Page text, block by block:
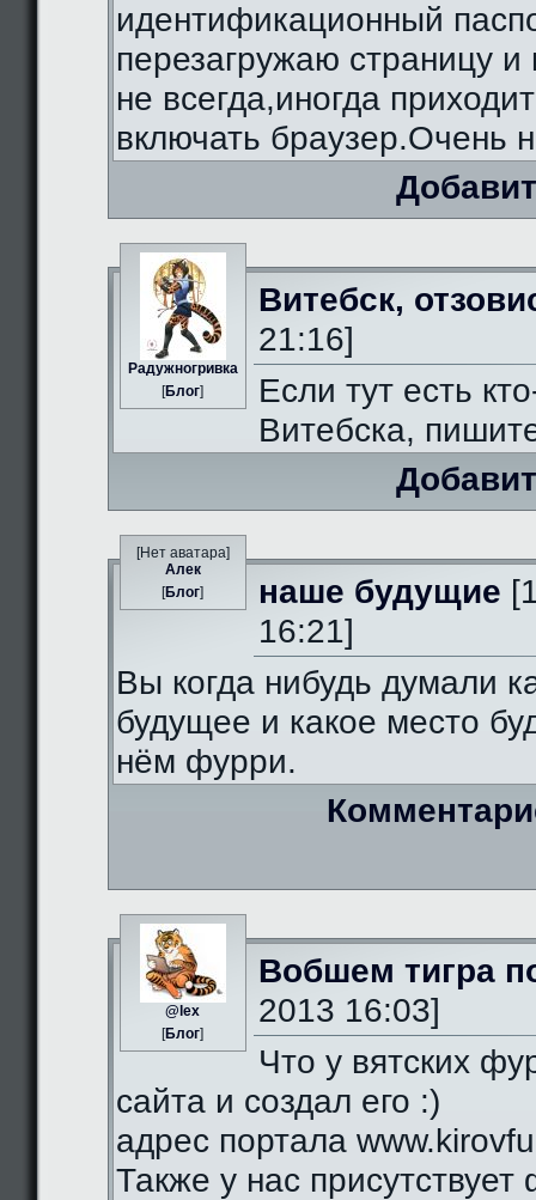
идентификационный
перезагружаю страницу и
не всегда,иногда
включать браузер.Очень
Радужногривка
[Блог]
Витебск,
21:16]
Если тут есть
Витебска,
[Нет аватара]
Алек
[Блог] наше будущие
16:21]
Вы когда нибудь думали
будущее и какое место
нём фурри.
@lex
[Блог]
Вобшем тигра
2013 16:03]
Что у вятских
сайта и создал его :)
адрес портала
Также у нас